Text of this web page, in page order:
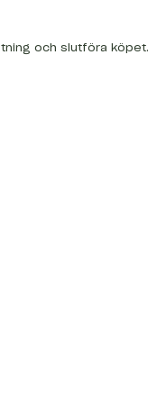
och slutföra köpet.